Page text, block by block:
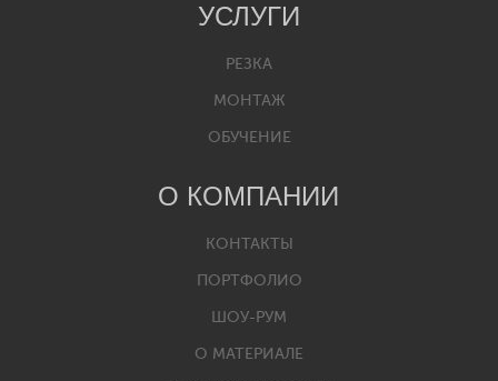
УСЛУГИ
РЕЗКА
МОНТАЖ
ОБУЧЕНИЕ
О КОМПАНИИ
КОНТАКТЫ
ПОРТФОЛИО
ШОУ-РУМ
О МАТЕРИАЛЕ